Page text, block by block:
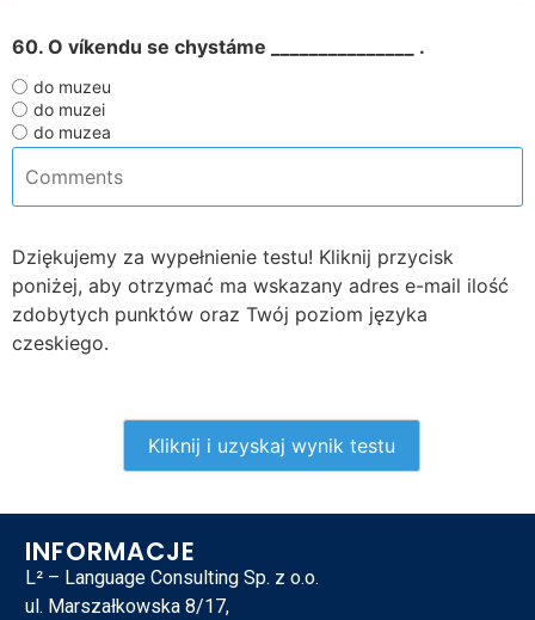
60. O víkendu se chystáme _______________ .
do muzeu
do muzei
do muzea
Dziękujemy za wypełnienie testu! Kliknij przycisk
poniżej, aby otrzymać ma wskazany adres e-mail ilość
zdobytych punktów oraz Twój poziom języka
czeskiego.
INFORMACJE
L² – Language Consulting Sp. z o.o.
ul. Marszałkowska 8/17,